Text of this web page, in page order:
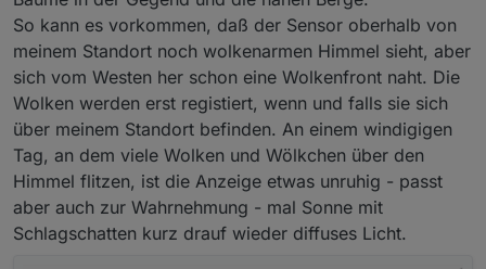
So kann es vorkommen, daß der Sensor oberhalb von
meinem Standort noch wolkenarmen Himmel sieht, aber
sich vom Westen her schon eine Wolkenfront naht. Die
Wolken werden erst registiert, wenn und falls sie sich
über meinem Standort befinden. An einem windigigen
Tag, an dem viele Wolken und Wölkchen über den
Himmel flitzen, ist die Anzeige etwas unruhig - passt
aber auch zur Wahrnehmung - mal Sonne mit
Schlagschatten kurz drauf wieder diffuses Licht.